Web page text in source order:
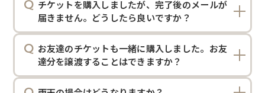
チケットを購入しましたが、完了後のメールが
届きません。どうしたら良いですか？
お友達のチケットも一緒に購入しました。お友
達分を譲渡することはできますか？